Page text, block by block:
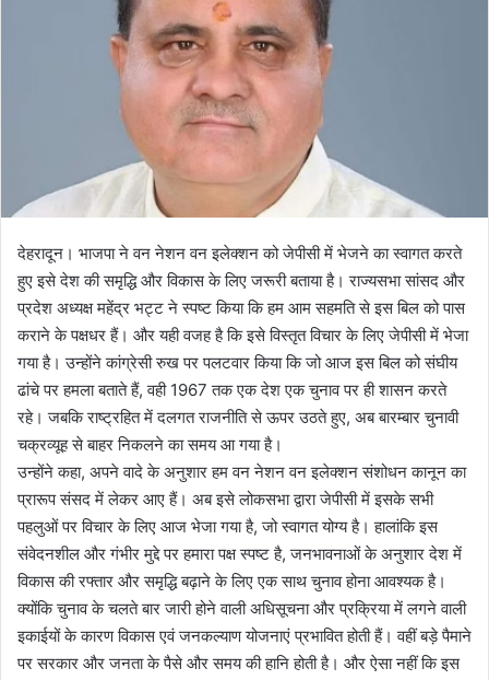
e
i
l
देहरादून। भाजपा ने वन नेशन वन इलेक्शन को जेपीसी में भेजने का स्वागत करते
हुए इसे देश की समृद्धि और विकास के लिए जरूरी बताया है। राज्यसभा सांसद और
प्रदेश अध्यक्ष महेंद्र भट्ट ने स्पष्ट किया कि हम आम सहमति से इस बिल को पास
कराने के पक्षधर हैं। और यही वजह है कि इसे विस्तृत विचार के लिए जेपीसी में भेजा
गया है। उन्होंने कांग्रेसी रुख पर पलटवार किया कि जो आज इस बिल को संघीय
ढांचे पर हमला बताते हैं, वही 1967 तक एक देश एक चुनाव पर ही शासन करते
रहे। जबकि राष्ट्रहित में दलगत राजनीति से ऊपर उठते हुए, अब बारम्बार चुनावी
चक्रव्यूह से बाहर निकलने का समय आ गया है।
उन्होंने कहा, अपने वादे के अनुशार हम वन नेशन वन इलेक्शन संशोधन कानून का
प्रारूप संसद में लेकर आए हैं। अब इसे लोकसभा द्वारा जेपीसी में इसके सभी
पहलुओं पर विचार के लिए आज भेजा गया है, जो स्वागत योग्य है। हालांकि इस
संवेदनशील और गंभीर मुद्दे पर हमारा पक्ष स्पष्ट है, जनभावनाओं के अनुशार देश में
विकास की रफ्तार और समृद्धि बढ़ाने के लिए एक साथ चुनाव होना आवश्यक है।
क्योंकि चुनाव के चलते बार जारी होने वाली अधिसूचना और प्रक्रिया में लगने वाली
इकाईयों के कारण विकास एवं जनकल्याण योजनाएं प्रभावित होती हैं। वहीं बड़े पैमाने
पर सरकार और जनता के पैसे और समय की हानि होती है। और ऐसा नहीं कि इस